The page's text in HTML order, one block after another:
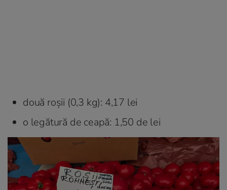
două roșii (0,3 kg): 4,17 lei
o legătură de ceapă: 1,50 de lei